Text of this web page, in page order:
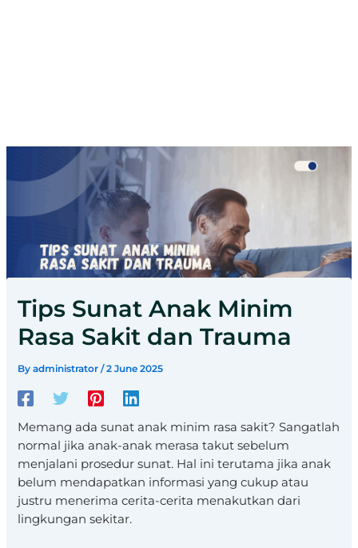
Tips Sunat Anak Minim
Rasa Sakit dan Trauma
Byadministrator/2 June 2025
Memang ada sunat anak minim rasa sakit? Sangatlah
normal jika anak-anak merasa takut sebelum
menjalani prosedur sunat. Hal ini terutama jika anak
belum mendapatkan informasi yang cukup atau
justru menerima cerita-cerita menakutkan dari
lingkungan sekitar.